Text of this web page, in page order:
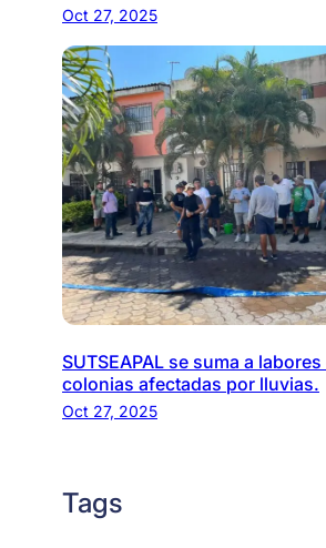
Oct 27, 2025
SUTSEAPAL se suma a
colonias afectadas por lluvias.
Oct 27, 2025
Tags